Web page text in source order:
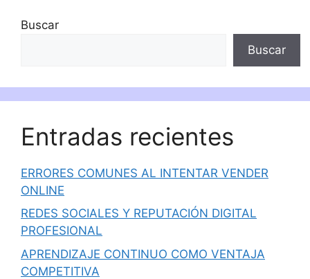
Buscar
Buscar
Entradas recientes
ERRORES COMUNES AL INTENTAR VENDER
ONLINE
REDES SOCIALES Y REPUTACIÓN DIGITAL
PROFESIONAL
APRENDIZAJE CONTINUO COMO VENTAJA
COMPETITIVA